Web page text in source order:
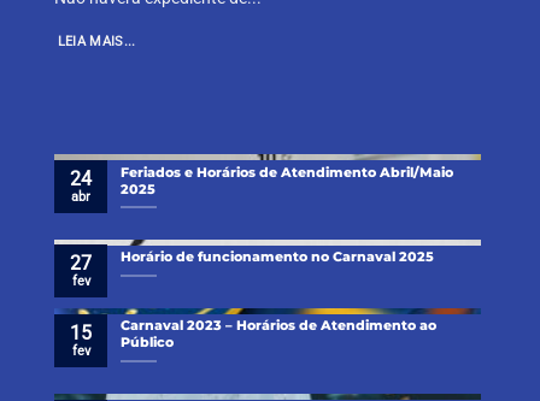
LEIA MAIS...
Feriados e Horários de Atendimento Abril/Maio
2025
24
abr
Horário de funcionamento no Carnaval 2025
27
fev
Carnaval 2023 – Horários de Atendimento ao
Público
15
fev